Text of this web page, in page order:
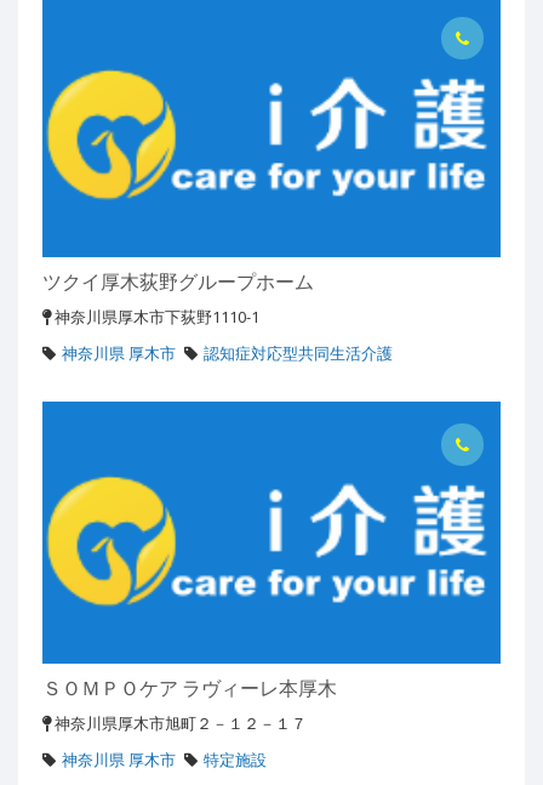
ツクイ厚木荻野グループホーム
神奈川県厚木市下荻野1110-1
神奈川県 厚木市
認知症対応型共同生活介護
ＳＯＭＰＯケア ラヴィーレ本厚木
神奈川県厚木市旭町２－１２－１７
神奈川県 厚木市
特定施設